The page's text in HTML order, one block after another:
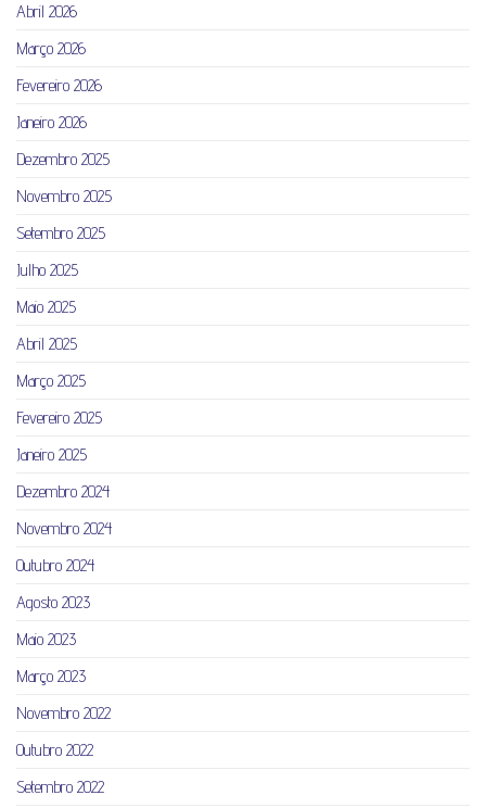
Abril 2026
Março 2026
Fevereiro 2026
Janeiro 2026
Dezembro 2025
Novembro 2025
Setembro 2025
Julho 2025
Maio 2025
Abril 2025
Março 2025
Fevereiro 2025
Janeiro 2025
Dezembro 2024
Novembro 2024
Outubro 2024
Agosto 2023
Maio 2023
Março 2023
Novembro 2022
Outubro 2022
Setembro 2022